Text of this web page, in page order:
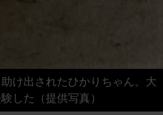
け出されたひかりちゃん。大
した（提供写真）